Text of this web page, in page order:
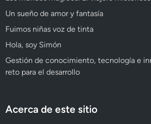
Un sueño de amor y fantasía
Fuimos niñas voz de tinta
Hola, soy Simón
Gestión de conocimiento, tecnología e
reto para el desarrollo
Acerca de este sitio